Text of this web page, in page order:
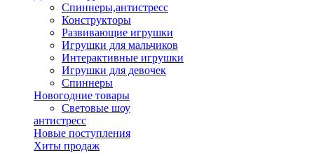
Спиннеры,антистресс
Конструкторы
Развивающие игрушки
Игрушки для мальчиков
Интерактивные игрушки
Игрушки для девочек
Спиннеры
Новогодние товары
Световые шоу
антистресс
Новые поступления
Хиты продаж